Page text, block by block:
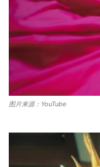
图片来源：YouTube